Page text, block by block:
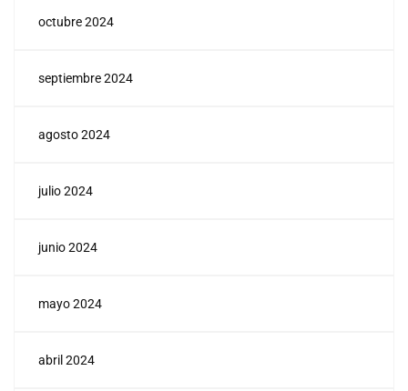
octubre 2024
septiembre 2024
agosto 2024
julio 2024
junio 2024
mayo 2024
abril 2024